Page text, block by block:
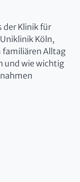
der Klinik für
Köln,
familiären Alltag
und wie wichtig